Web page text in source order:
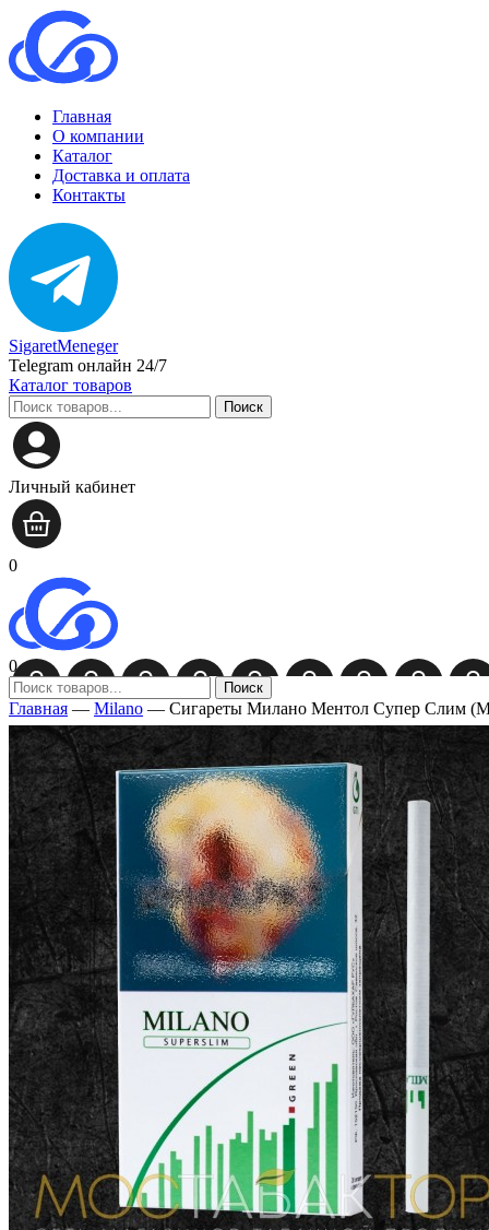
Главная
О компании
Каталог
Доставка и оплата
Контакты
SigaretMeneger
Telegram онлайн 24/7
Каталог товаров
Поиск
Личный кабинет
0
0
Поиск
Главная — Milano — Сигареты Милано Ментол Супер Слим